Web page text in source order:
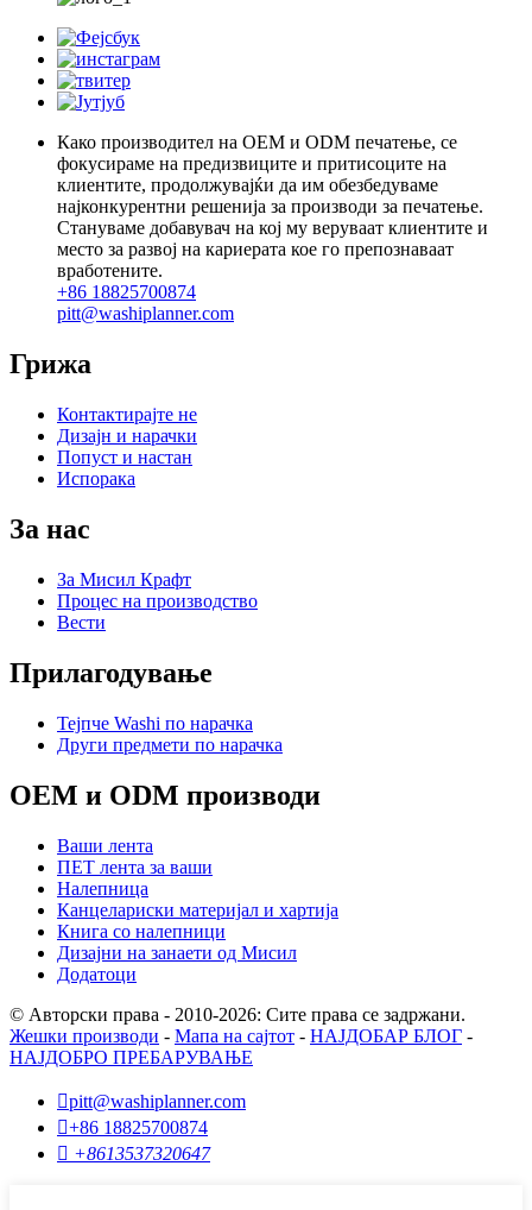
Како производител на OEM и ODM печатење, се
фокусираме на предизвиците и притисоците на
клиентите, продолжувајќи да им обезбедуваме
најконкурентни решенија за производи за печатење.
Стануваме добавувач на кој му веруваат клиентите и
место за развој на кариерата кое го препознаваат
вработените.
+86 18825700874
pitt@washiplanner.com
Грижа
Контактирајте не
Дизајн и нарачки
Попуст и настан
Испорака
За нас
За Мисил Крафт
Процес на производство
Вести
Прилагодување
Тејпче Washi по нарачка
Други предмети по нарачка
OEM и ODM производи
Ваши лента
ПЕТ лента за ваши
Налепница
Канцелариски материјал и хартија
Книга со налепници
Дизајни на занаети од Мисил
Додатоци
© Авторски права - 2010-2026: Сите права се задржани.
Жешки производи - Мапа на сајтот - НАЈДОБАР БЛОГ -
НАЈДОБРО ПРЕБАРУВАЊЕ
pitt@washiplanner.com
+86 18825700874
 +8613537320647